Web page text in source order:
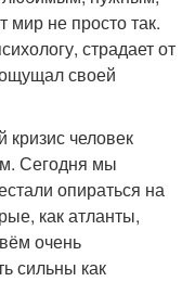
не просто так.
страдает от
своей
человек
Сегодня мы
опираться на
как атланты,
очень
сильны как